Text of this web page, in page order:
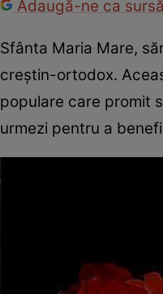
Adaugă-ne ca
Sfânta Maria Mare,
creștin-ortodox.
populare care promit
urmezi pentru a